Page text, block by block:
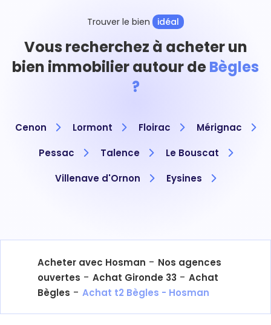
Trouver le bien idéal
Vous recherchez à acheter un
bien immobilier autour deBègles
?
Cenon Lormont Floirac
Mérignac
Pessac
Talence
Le Bouscat
Villenave d'Ornon
Eysines
Acheter avec Hosman - Nos agences
ouvertes - Achat Gironde 33 - Achat
Bègles - Achat t2 Bègles - Hosman